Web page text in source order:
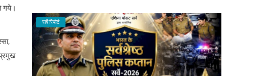
गये।
सर्वे रिपोर्ट